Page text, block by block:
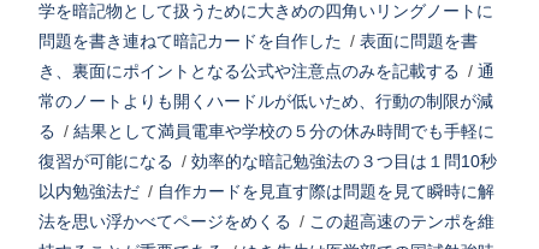
学を暗記物として扱うために大きめの四角いリングノートに
問題を書き連ねて暗記カードを自作した / 表面に問題を書
き、裏面にポイントとなる公式や注意点のみを記載する / 通
常のノートよりも開くハードルが低いため、行動の制限が減
る / 結果として満員電車や学校の５分の休み時間でも手軽に
復習が可能になる / 効率的な暗記勉強法の３つ目は１問10秒
以内勉強法だ / 自作カードを見直す際は問題を見て瞬時に解
法を思い浮かべてページをめくる / この超高速のテンポを維